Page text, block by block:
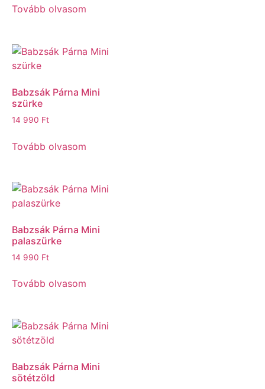
Tovább olvasom
Babzsák Párna Mini
szürke
14 990 Ft
Tovább olvasom
Babzsák Párna Mini
palaszürke
14 990 Ft
Tovább olvasom
Babzsák Párna Mini
sötétzöld